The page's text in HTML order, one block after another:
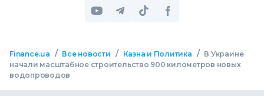
Finance.ua / Все новости / Казна и Политика / В Украине
начали масштабное строительство 900 километров новых
водопроводов